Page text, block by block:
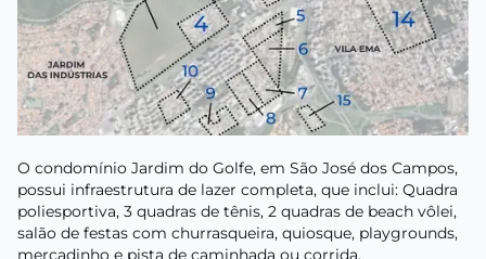
O condomínio Jardim do Golfe, em São José dos Campos,
possui infraestrutura de lazer completa, que inclui: Quadra
poliesportiva, 3 quadras de tênis, 2 quadras de beach vôlei,
salão de festas com churrasqueira, quiosque, playgrounds,
mercadinho e pista de caminhada ou corrida.